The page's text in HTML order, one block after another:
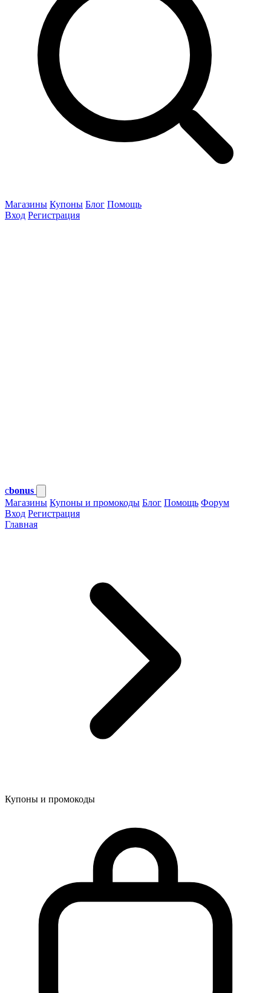
Магазины Купоны Блог Помощь
Вход Регистрация
cbonus
Магазины Купоны и промокоды Блог Помощь Форум
Вход Регистрация
Главная
Купоны и промокоды